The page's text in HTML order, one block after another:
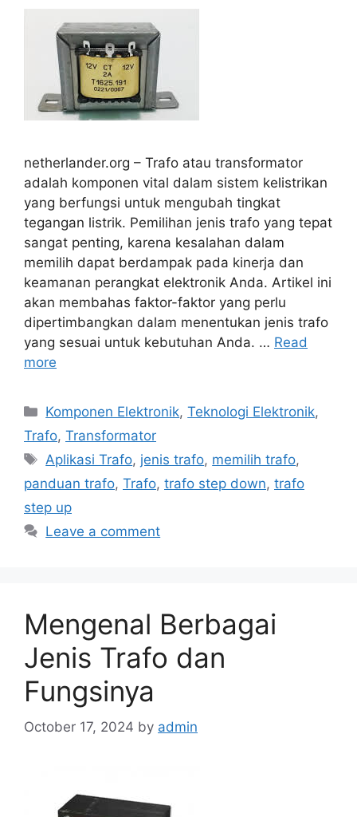
netherlander.org – Trafo atau transformator
adalah komponen vital dalam sistem kelistrikan
yang berfungsi untuk mengubah tingkat
tegangan listrik. Pemilihan jenis trafo yang tepat
sangat penting, karena kesalahan dalam
memilih dapat berdampak pada kinerja dan
keamanan perangkat elektronik Anda. Artikel ini
akan membahas faktor-faktor yang perlu
dipertimbangkan dalam menentukan jenis trafo
yang sesuai untuk kebutuhan Anda. … Read
more
Categories
Komponen Elektronik,Teknologi Elektronik,
Trafo, Transformator
Tags
Aplikasi Trafo, jenis trafo, memilih trafo,
panduan trafo, Trafo, trafo step down, trafo
step up
Leave a comment
Mengenal Berbagai
Jenis Trafo dan
Fungsinya
October 17, 2024 by admin